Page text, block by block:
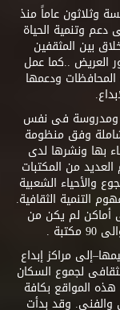
وثلاثون عاماً منذ
فى دعم وتنمية الحياة
بين المثقفين
العريض ..كما عمل
ودعمها
ومدروسة فى نفس
وفق منظومة
بها ونشرها لدى
من المكتبات
والأحياء الشعبية
التنمية الثقافية.
أماكن لم يكن من
.
مراكز إبداع
لجموع السكان
المواقع بكافة
والفنى. وقد بدأت